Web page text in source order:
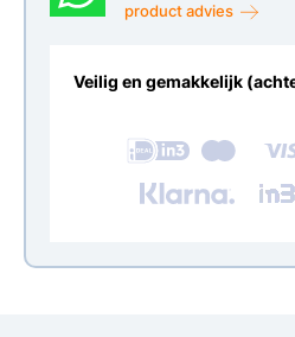
product advies
Veilig en gemakkelijk